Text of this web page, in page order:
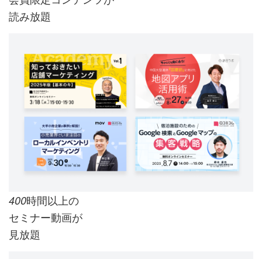
読み放題
400時間以上の
セミナー動画が
見放題